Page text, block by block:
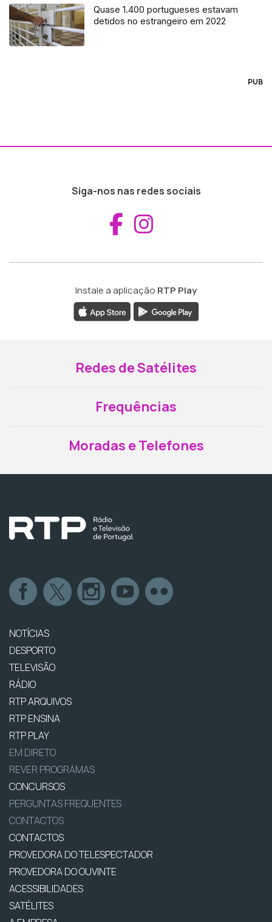
Quase 1.400 portugueses estavam
detidos no estrangeiro em 2022
PUB
Siga-nos nas redes sociais
Aceder ao
Instale a aplicação RTP Play
Redes de Satélites
Frequências
Moradas e Telefones
NOTÍCIAS
DESPORTO
TELEVISÃO
RÁDIO
RTP ARQUIVOS
RTP ENSINA
RTP PLAY
EM DIRETO
REVER PROGRAMAS
CONCURSOS
PERGUNTAS FREQUENTES
CONTACTOS
CONTACTOS
PROVEDORA DO TELESPECTADOR
PROVEDORA DO OUVINTE
ACESSIBILIDADES
SATÉLITES